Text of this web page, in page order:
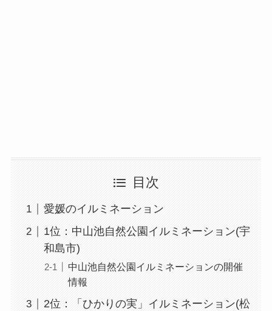
目次
愛媛のイルミネーション
1位：中山池自然公園イルミネーション(宇
和島市)
中山池自然公園イルミネーションの開催
情報
2位：「ひかりの実」イルミネーション(松